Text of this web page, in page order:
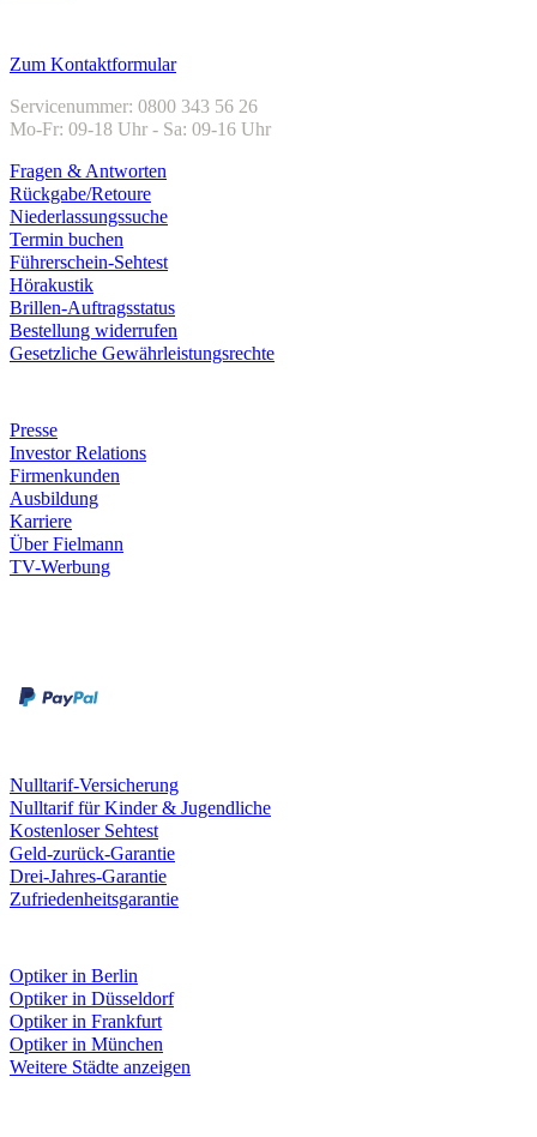
Zum Kontaktformular
Servicenummer: 0800 343 56 26
Mo-Fr: 09-18 Uhr - Sa: 09-16 Uhr
Fragen & Antworten
Rückgabe/Retoure
Niederlassungssuche
Termin buchen
Führerschein-Sehtest
Hörakustik
Brillen-Auftragsstatus
Bestellung widerrufen
Gesetzliche Gewährleistungsrechte
Presse
Investor Relations
Firmenkunden
Ausbildung
Karriere
Über Fielmann
TV-Werbung
Nulltarif-Versicherung
Nulltarif für Kinder & Jugendliche
Kostenloser Sehtest
Geld-zurück-Garantie
Drei-Jahres-Garantie
Zufriedenheitsgarantie
Optiker in Berlin
Optiker in Düsseldorf
Optiker in Frankfurt
Optiker in München
Weitere Städte anzeigen